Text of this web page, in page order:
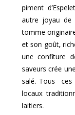
piment
autre joyau de
tomme
et son goût,
une confiture
saveurs crée
salé. Tous ces
locaux
laitiers.